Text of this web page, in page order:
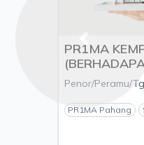
PR1MA
MING),
KUANTAN,
KUANTAN,
ESTANIA S/B
Penor/Peramu/
PR1MA Pahang
Previous